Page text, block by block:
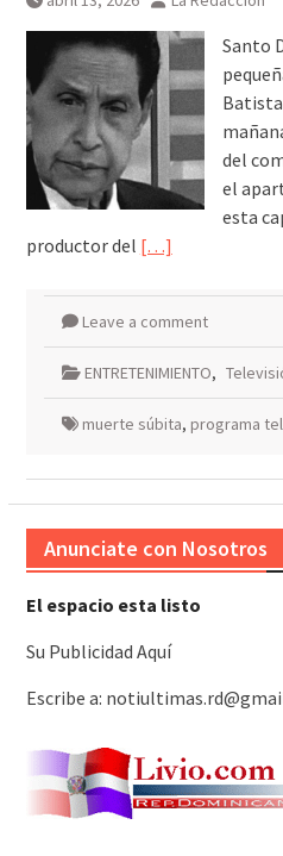
Santo
del
el
esta
productor del […]
Leave a comment
ENTRETENIMIENTO,
muerte súbita, programa
Anunciate con Nosotros
El espacio esta listo
Su Publicidad Aquí
Escribe a: